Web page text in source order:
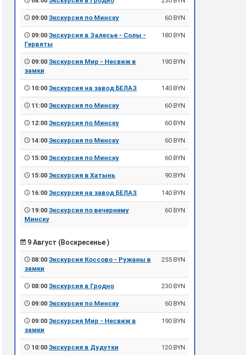
09:00Экскурсия по Минску 60 BYN
09:00Экскурсия в Залесье - Солы -
Гервяты
180 BYN
09:00Экскурсия Мир - Несвиж в
замки
190 BYN
10:00Экскурсия на завод БЕЛАЗ 140 BYN
11:00Экскурсия по Минску 60 BYN
12:00Экскурсия по Минску 60 BYN
14:00Экскурсия по Минску 60 BYN
15:00Экскурсия по Минску 60 BYN
15:00Экскурсия в Хатынь 90 BYN
16:00Экскурсия на завод БЕЛАЗ 140 BYN
19:00Экскурсия по вечернему
Минску
60 BYN
9 Август (Воскресенье )
08:00Экскурсия Коссово - Ружаны в
замки
255 BYN
08:00Экскурсия в Гродно 230 BYN
09:00Экскурсия по Минску 60 BYN
09:00Экскурсия Мир - Несвиж в
замки
190 BYN
10:00Экскурсия в Дудутки 120 BYN